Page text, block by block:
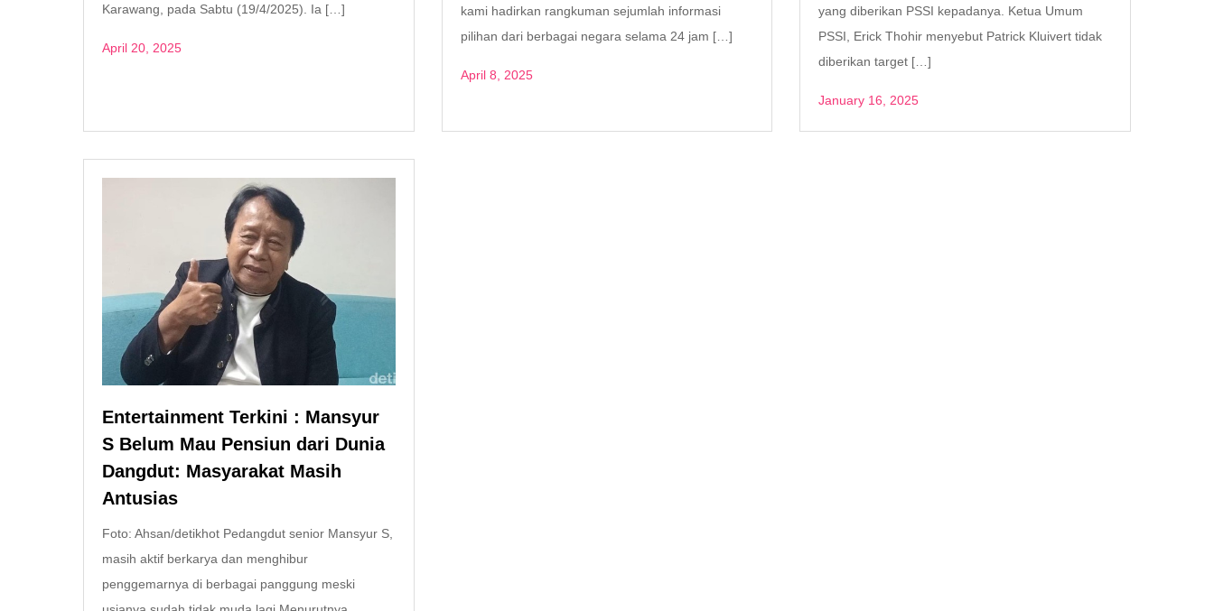
Karawang, pada Sabtu (19/4/2025). Ia […]
April 20, 2025
kami hadirkan rangkuman sejumlah informasi
pilihan dari berbagai negara selama 24 jam […]
April 8, 2025
yang diberikan PSSI kepadanya. Ketua Umum
PSSI, Erick Thohir menyebut Patrick Kluivert tidak
diberikan target […]
January 16, 2025
Entertainment Terkini : Mansyur
S Belum Mau Pensiun dari Dunia
Dangdut: Masyarakat Masih
Antusias
Foto: Ahsan/detikhot Pedangdut senior Mansyur S,
masih aktif berkarya dan menghibur
penggemarnya di berbagai panggung meski